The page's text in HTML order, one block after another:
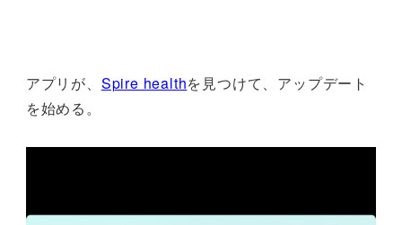
アプリが、 Spire healthを見つけて、アップデート
を始める。